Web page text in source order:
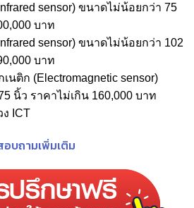
sensor) ขนาดไม่น้อยกว่า 75
บาท
sensor) ขนาดไม่น้อยกว่า 102
บาท
นติก (Electromagnetic sensor)
นิ้ว ราคาไม่เกิน 160,000 บาท
ICT
อบถามเพิ่มเติม